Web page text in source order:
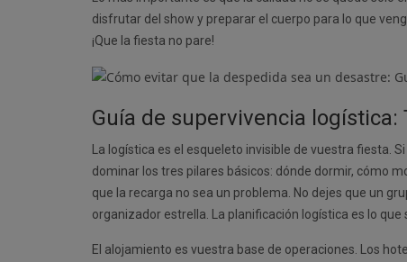
disfrutar del show y preparar el cuerpo para lo que
¡Que la fiesta no pare!
Guía de supervivencia
La logística es el esqueleto invisible de vuestra fiesta.
dominar los tres pilares básicos: dónde dormir, cómo
que la recarga no sea un problema. No dejes que un
organizador estrella. La planificación logística es lo
El alojamiento es vuestra base de operaciones. Los